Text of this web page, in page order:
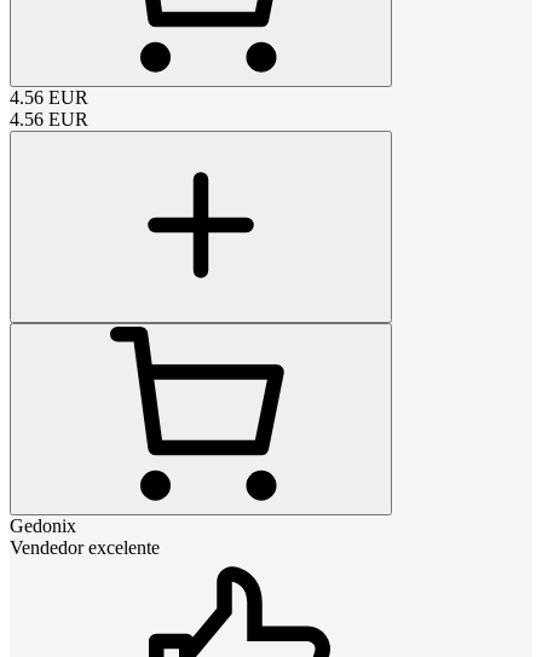
4.56 EUR
4.56 EUR
Gedonix
Vendedor excelente